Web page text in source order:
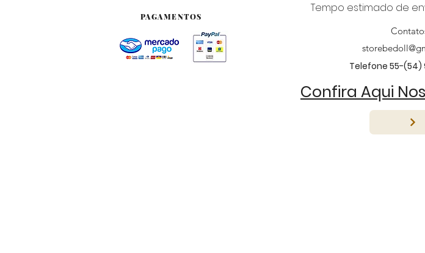
PAGAMENTOS
Tempo estimado de
Telefone 55-(54)
Confira Aqui